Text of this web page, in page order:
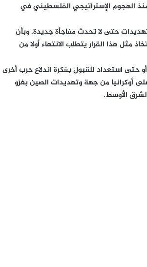
الهجوم الإستراتيجي الفلسطيني في
حتى لا تحدث مفاجأة جديدة. وبأن
مثل هذا القرار يتطلب الانتهاء أولا من
حتى استعداد للقبول بفكرة اندلاع حرب أخرى
أوكرانيا من جهة وتهديدات الصين بغزو
الأوسط.